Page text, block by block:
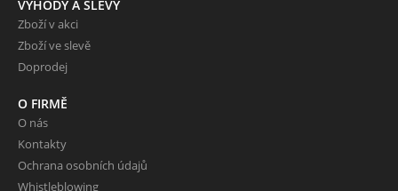
VÝHODY A SLEVY
Zboží v akci
Zboží ve slevě
Doprodej
O FIRMĚ
O nás
Kontakty
Ochrana osobních údajů
Whistleblowing